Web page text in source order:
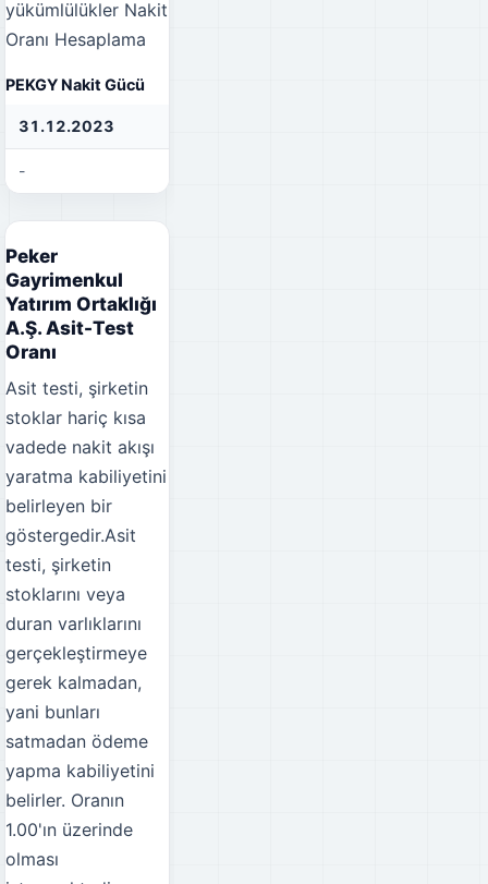
yükümlülükler Nakit
Oranı Hesaplama
PEKGY Nakit Gücü
31.12.2023
-
Peker
Gayrimenkul
Yatırım Ortaklığı
A.Ş. Asit-Test
Oranı
Asit testi, şirketin
stoklar hariç kısa
vadede nakit akışı
yaratma kabiliyetini
belirleyen bir
göstergedir.Asit
testi, şirketin
stoklarını veya
duran varlıklarını
gerçekleştirmeye
gerek kalmadan,
yani bunları
satmadan ödeme
yapma kabiliyetini
belirler. Oranın
1.00'ın üzerinde
olması